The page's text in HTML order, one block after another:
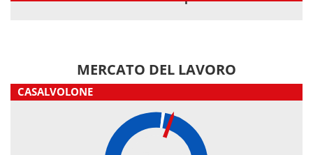
MERCATO DEL LAVORO
CASALVOLONE